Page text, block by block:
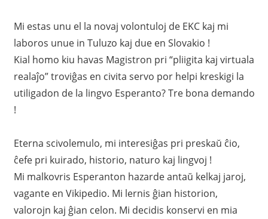
Mi estas unu el la novaj volontuloj de EKC kaj mi
laboros unue in Tuluzo kaj due en Slovakio !
Kial homo kiu havas Magistron pri “pliigita kaj virtuala
realaĵo” troviĝas en civita servo por helpi kreskigi la
utiligadon de la lingvo Esperanto? Tre bona demando
!
Eterna scivolemulo, mi interesiĝas pri preskaŭ ĉio,
ĉefe pri kuirado, historio, naturo kaj lingvoj !
Mi malkovris Esperanton hazarde antaŭ kelkaj jaroj,
vagante en Vikipedio. Mi lernis ĝian historion,
valorojn kaj ĝian celon. Mi decidis konservi en mia